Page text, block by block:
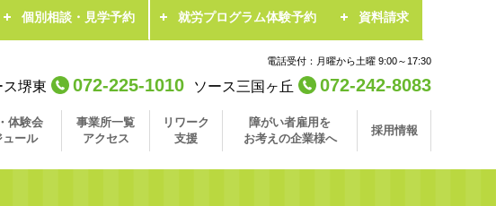
個別相談・見学予約 就労プログラム体験予約 資料請求
電話受付：月曜から土曜 9:00～17:30
ソース三国ヶ丘 072-242-8083
ス堺東 072-225-1010
体験会
ュール
事業所一覧
アクセス
リワーク
支援
障がい者雇用を
お考えの企業様へ
採用情報